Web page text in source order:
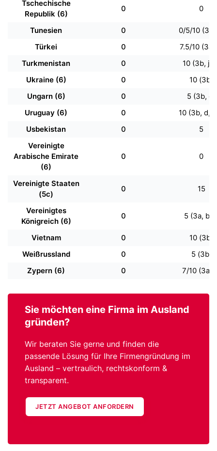
Tschechische
Republik (6)
0 0
Tunesien 0
0/5/10 (3a,
Türkei
0
7.5/10 (3a,
Turkmenistan
0
10 (3b, j,
Ukraine (6)
0
10 (3b)
Ungarn (6)
0
5 (3b, d)
Uruguay (6)
0
10 (3b, d,
Usbekistan
0
5
Vereinigte
Arabische Emirate
(6)
0 0
Vereinigte Staaten
(5c)
0 15
Vereinigtes
Königreich (6)
0 5 (3a, b,
Vietnam 0
10 (3b)
Weißrussland
0
5 (3b)
Zypern (6)
0 7/10 (3a,
Sie möchten eine Firma im Ausland
gründen?
Wir beraten Sie gerne und finden die
passende Lösung für Ihre Firmengründung im
Ausland – vertraulich, rechtskonform &
transparent.
JETZT ANGEBOT ANFORDERN